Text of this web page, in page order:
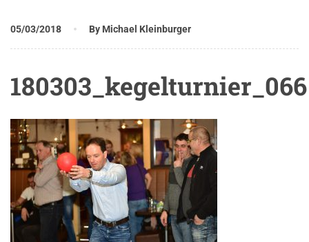
05/03/2018 By Michael Kleinburger
180303_kegelturnier_066